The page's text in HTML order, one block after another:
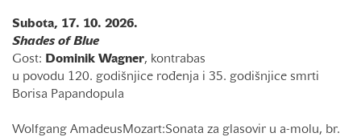
Subota, 17. 10. 2026.
Shades of Blue
Gost:
Dominik Wagner, kontrabas
u povodu 120. godišnjice rođenja i 35. godišnjice smrti
Borisa Papandopula
Wolfgang AmadeusMozart:Sonata za glasovir u a-molu, br.